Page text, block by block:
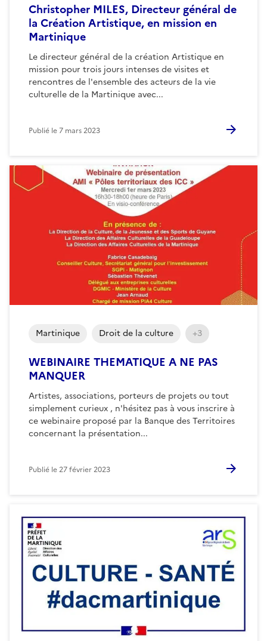
Christopher MILES, Directeur général de
la Création Artistique, en mission en
Martinique
Le directeur général de la création Artistique en
mission pour trois jours intenses de visites et
rencontres de l'ensemble des acteurs de la vie
culturelle de la Martinique avec...
Publié le7 mars 2023
WEBINAIRE THEMATIQUE A NE PAS
MANQUER
Artistes, associations, porteurs de projets ou tout
simplement curieux , n'hésitez pas à vous inscrire à
ce webinaire proposé par la Banque des Territoires
concernant la présentation...
Martinique Droit de la culture +3
Publié le27 février 2023